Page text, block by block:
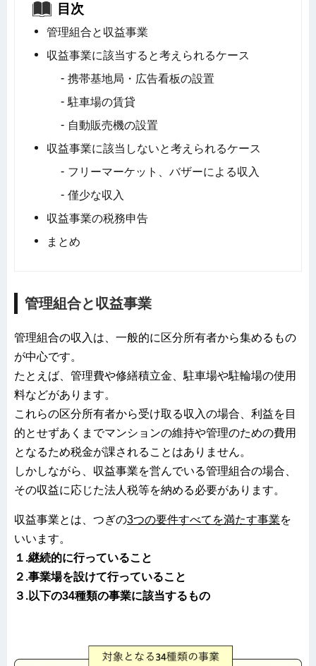
目次
管理組合と収益事業
収益事業に該当すると考えられるケース
携帯基地局・広告看板の設置
駐車場の賃貸
自動販売機の設置
収益事業に該当しないと考えられるケース
フリーマーケット、バザーによる収入
僅少な収入
収益事業の税務申告
まとめ
管理組合と収益事業
管理組合の収入は、一般的に区分所有者から集めるもの
が中心です。
たとえば、管理費や修繕積立金、駐車場や駐輪場の使用
料などがあります。
これらの区分所有者から受け取る収入の場合、利益を目
的とせずあくまでマンションの維持や管理のための費用
となるため税金が課されることはありません。
しかしながら、収益事業を営んでいる管理組合の場合、
その収益に応じた法人税等を納める必要があります。
収益事業とは、つぎの3つの要件すべてを満たす事業を
いいます。
１.継続的に行っていること
２.事業場を設けて行っていること
３.以下の34種類の事業に該当するもの